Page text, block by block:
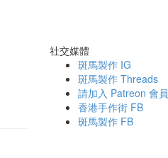
社交媒體
斑馬製作 IG
斑馬製作 Threads
請加入 Patreon 會員
香港手作街 FB
斑馬製作 FB